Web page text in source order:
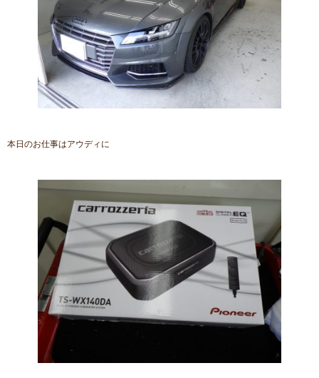
本日のお仕事はアウディに